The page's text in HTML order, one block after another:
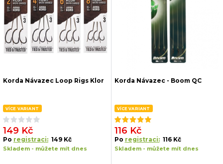
Korda Návazec Loop Rigs Klor
VÍCE VARIANT
149 Kč
Po registraci: 149 Kč
Skladem - můžete mít dnes
Korda Návazec - Boom QC
VÍCE VARIANT
116 Kč
Po registraci: 116 Kč
Skladem - můžete mít dnes